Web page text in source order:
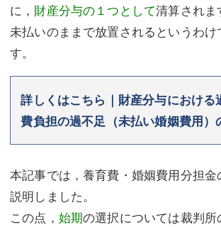
に， 財産分与の１つとして清算されま
未払いのままで放置されるというわ
す。
詳しくはこちら｜財産分与における
費負担の過不足（未払い婚姻費用）
本記事では，養育費・婚姻費用分担金
説明しました。
この点， 始期の選択については裁判